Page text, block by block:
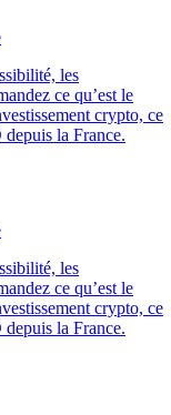
les
ce qu’est le
crypto, ce
la France.
les
ce qu’est le
crypto, ce
la France.